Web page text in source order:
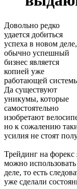
Довольно редко
удается добиться
успеха в новом деле,
обычно успешный
бизнес является
копией уже
работающей
Да существуют
уникумы, которые
самостоятельно
изобретают
но к сожалению
усилия не стоят
Трейдинг на форекс
можно
деле, то есть
уже сделали